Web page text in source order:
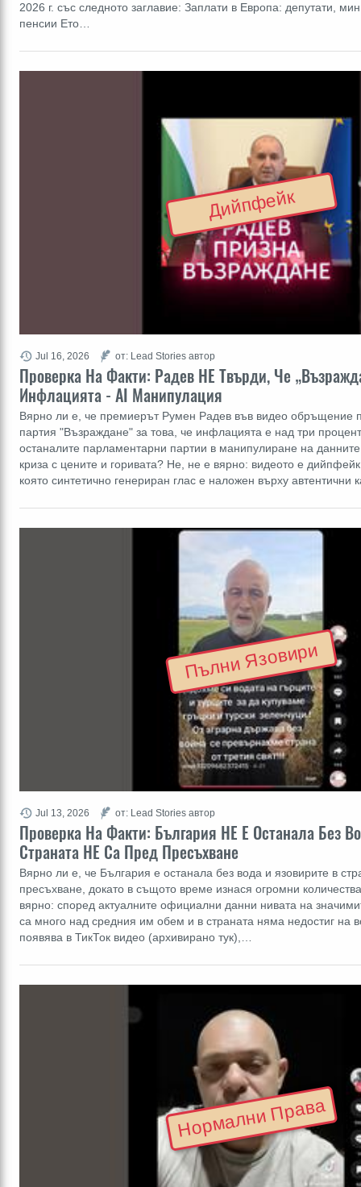
2026 г. със следното заглавие: Заплати в Европа: депутати,
пенсии Ето…
Проверка На Факти: Радев НЕ Твърди, Че
Инфлацията - AI Манипулация
Вярно ли е, че премиерът Румен Радев във видео обръщение
партия "Възраждане" за това, че инфлацията е над три
останалите парламентарни партии в манипулиране на
криза с цените и горивата? Не, не е вярно: видеото е
която синтетично генериран глас е наложен върху автентични
Jul 16, 2026 от: Lead Stories автор
Дийпфейк
Проверка На Факти: България НЕ Е Останала Без
Страната НЕ Са Пред Пресъхване
Вярно ли е, че България е останала без вода и язовирите в
пресъхване, докато в същото време изнася огромни
вярно: според актуалните официални данни нивата на
са много над средния им обем и в страната няма недостиг на
появява в ТикТок видео (архивирано тук),…
Jul 13, 2026 от: Lead Stories автор
Пълни Язовири
Нормални Права